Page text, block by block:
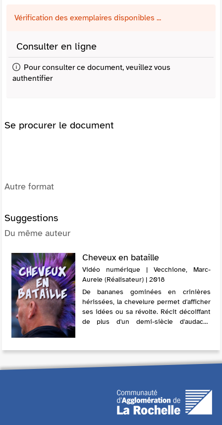
Vérification des exemplaires disponibles ...
Consulter en ligne
Pour consulter ce document, veuillez vous
authentifier
Se procurer le document
Autre format
Suggestions
Du même auteur
Cheveux en bataille
Vidéo numérique | Vecchione, Marc-
Aurele (Réalisateur) | 2018
De bananes gominées en crinières
hérissées, la chevelure permet d'afficher
ses idées ou sa révolte. Récit décoiffant
de plus d'un demi-siècle d'audaces